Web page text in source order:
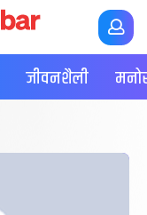
जीवनशैली